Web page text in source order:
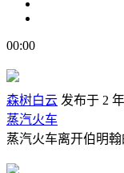
00:00
森树白云 发布于 2
蒸汽火车
蒸汽火车离开伯明